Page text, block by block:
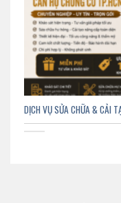
DỊCH VỤ SỬA CHỮA & CẢI